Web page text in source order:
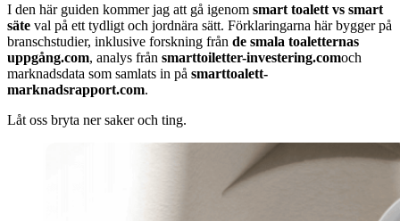
I den här guiden kommer jag att gå igenom smart toalett vs smart
säte val på ett tydligt och jordnära sätt. Förklaringarna här bygger på
branschstudier, inklusive forskning från de smala toaletternas
uppgång.com, analys från smarttoiletter-investering.comoch
marknadsdata som samlats in på smarttoalett-
marknadsrapport.com.
Låt oss bryta ner saker och ting.